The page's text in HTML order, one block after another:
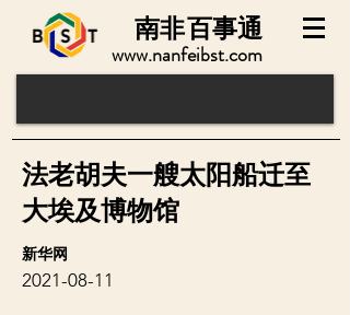
www.nanfeibst.com
百事通
南非
新华网
2021-08-11
法老胡夫一艘太阳船迁至
大埃及博物馆